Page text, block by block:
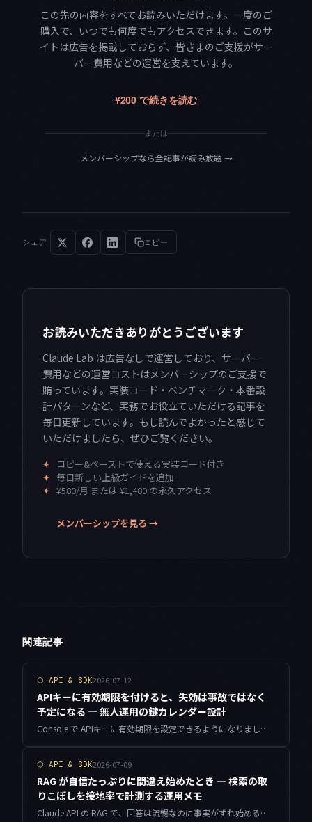
この先の内容をすべてお読みいただけます。一度のご
購入で、いつでも何度でもアクセスできます。このサ
イトは広告を掲載しておらず、皆さまのご支援がサー
バー費用などの運営を支えています。
¥200 で続きを読む
または
メンバーシップなら全記事が読み放題→
シェア コピー
お読みいただきありがとうございます
Claude Lab は広告なしで運営しており、サーバー
費用などの運営コストはメンバーシップのご支援で
賄っています。実装コード・ベンチマーク・本番設
計パターンなど、実務でお役立ていただける記事を
毎日更新しています。もし読んでよかったと感じて
いただけましたら、ぜひご覧ください。
✦
コピー&ペーストで使える実装コード付き
✦ 毎日新しい上級ガイドを追加
✦ ¥580/月 または ¥1,480 の永久アクセス
メンバーシップを見る →
関連記事
⬡ API & SDK2026-07-12
APIキーに有効期限を付けると、失効は事故ではなく
予定になる — 無人運用の鍵カレンダー設計
Console で APIキーに有効期限を設定できるようになりました。無人で回している夜間ジョブを止めないために、二重鍵の重ね替えとローカルの失効台帳で「予定された失効」を運用に組み込む方法をまとめます。
⬡ API & SDK2026-07-09
RAG が自信たっぷりに間違え始めたとき — 検索の取
りこぼしを接地率で計測する運用メモ
Claude API の RAG で、回答は流暢なのに事実がずれ始める。多くの場合、原因は検索側で答えを含む文書を取りこぼすサイレントなリコール低下です。接地率と検索ヒット率を計測し、段階的に立て直した運用メモを、動くコードと実数値付きで残します。